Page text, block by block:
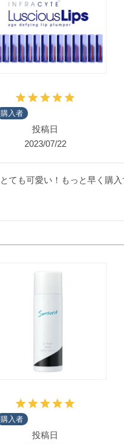
購入者
投稿日
2023/07/22
とても可愛い！もっと早く購
購入者
投稿日